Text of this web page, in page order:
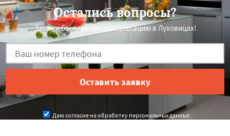
Остались вопросы?
Закажи бесплатную консультацию в Луховицах!
Даю согласие на обработку персональных данных